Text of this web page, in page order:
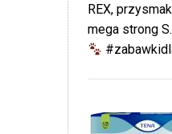
REX,
mega strong